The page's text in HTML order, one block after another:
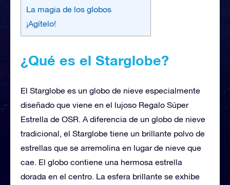
La magia de los globos
¡Agítelo!
¿Qué es el Starglobe?
El Starglobe es un globo de nieve especialmente
diseñado que viene en el lujoso Regalo Súper
Estrella de OSR. A diferencia de un globo de nieve
tradicional, el Starglobe tiene un brillante polvo de
estrellas que se arremolina en lugar de nieve que
cae. El globo contiene una hermosa estrella
dorada en el centro. La esfera brillante se exhibe